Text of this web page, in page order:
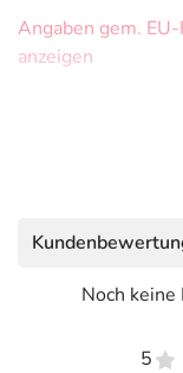
Angaben gem.
anzeigen
Noch keine
5